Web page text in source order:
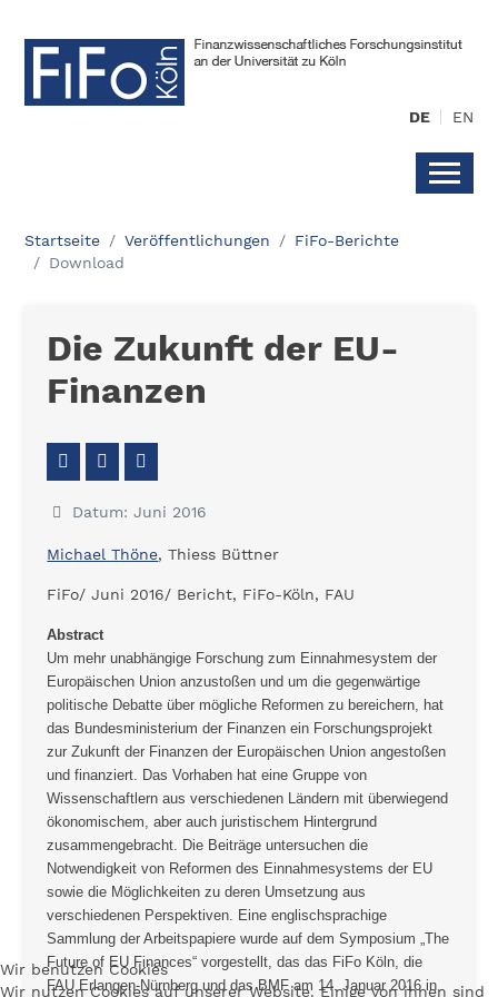
DE EN
Startseite Veröffentlichungen
FiFo-Berichte
Download
Die Zukunft der EU-
Finanzen
Datum: Juni 2016
Michael Thöne, Thiess Büttner
FiFo/ Juni 2016/ Bericht, FiFo-Köln, FAU
Abstract
Um mehr unabhängige Forschung zum Einnahmesystem der
Europäischen Union anzustoßen und um die gegenwärtige
politische Debatte über mögliche Reformen zu bereichern, hat
das Bundesministerium der Finanzen ein Forschungsprojekt
zur Zukunft der Finanzen der Europäischen Union angestoßen
und finanziert. Das Vorhaben hat eine Gruppe von
Wissenschaftlern aus verschiedenen Ländern mit überwiegend
ökonomischem, aber auch juristischem Hintergrund
zusammengebracht. Die Beiträge untersuchen die
Notwendigkeit von Reformen des Einnahmesystems der EU
sowie die Möglichkeiten zu deren Umsetzung aus
verschiedenen Perspektiven. Eine englischsprachige
Sammlung der Arbeitspapiere wurde auf dem Symposium „The
Future of EU Finances“ vorgestellt, das das FiFo Köln, die
FAU Erlangen-Nürnberg und das BMF am 14. Januar 2016 in
Wir benutzen Cookies
Wir nutzen Cookies auf unserer Website. Einige von ihnen sind